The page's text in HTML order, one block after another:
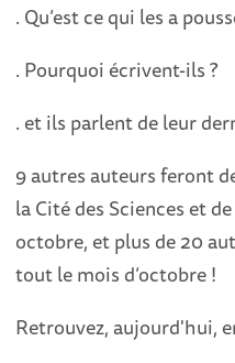
. Qu’est ce qui les a
. Pourquoi écrivent-ils ?
. et ils parlent de leur
9 autres auteurs feront
la Cité des Sciences et
octobre, et plus de 20
tout le mois d’octobre !
Retrouvez, aujourd'hui,